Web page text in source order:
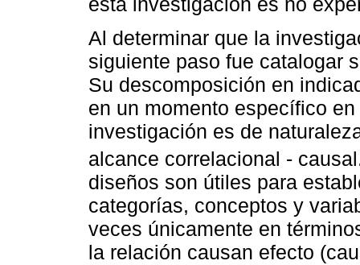
Al determinar que la
siguiente paso fue catalogar
Su descomposición en
en un momento específico
investigación es de
alcance correlacional -
diseños son útiles para
categorías, conceptos y
veces únicamente en
la relación causan efecto